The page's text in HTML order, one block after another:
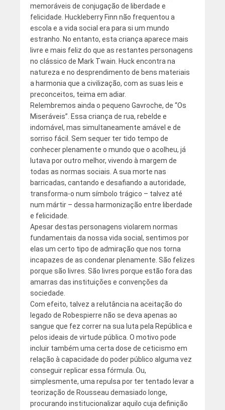
memoráveis de conjugação de liberdade e
felicidade. Huckleberry Finn não frequentou a
escola e a vida social era para si um mundo
estranho. No entanto, esta criança aparece mais
livre e mais feliz do que as restantes personagens
no clássico de Mark Twain. Huck encontra na
natureza e no desprendimento de bens materiais
a harmonia que a civilização, com as suas leis e
preconceitos, teima em adiar.
Relembremos ainda o pequeno Gavroche, de “Os
Miseráveis”. Essa criança de rua, rebelde e
indomável, mas simultaneamente amável e de
sorriso fácil. Sem sequer ter tido tempo de
conhecer plenamente o mundo que o acolheu, já
lutava por outro melhor, vivendo à margem de
todas as normas sociais. A sua morte nas
barricadas, cantando e desafiando a autoridade,
transforma-o num símbolo trágico – talvez até
num mártir – dessa harmonização entre liberdade
e felicidade.
Apesar destas personagens violarem normas
fundamentais da nossa vida social, sentimos por
elas um certo tipo de admiração que nos torna
incapazes de as condenar plenamente. São felizes
porque são livres. São livres porque estão fora das
amarras das instituições e convenções da
sociedade.
Com efeito, talvez a relutância na aceitação do
legado de Robespierre não se deva apenas ao
sangue que fez correr na sua luta pela República e
pelos ideais de virtude pública. O motivo pode
incluir também uma certa dose de ceticismo em
relação à capacidade do poder público alguma vez
conseguir replicar essa fórmula. Ou,
simplesmente, uma repulsa por ter tentado levar a
teorização de Rousseau demasiado longe,
procurando institucionalizar aquilo cuja definição